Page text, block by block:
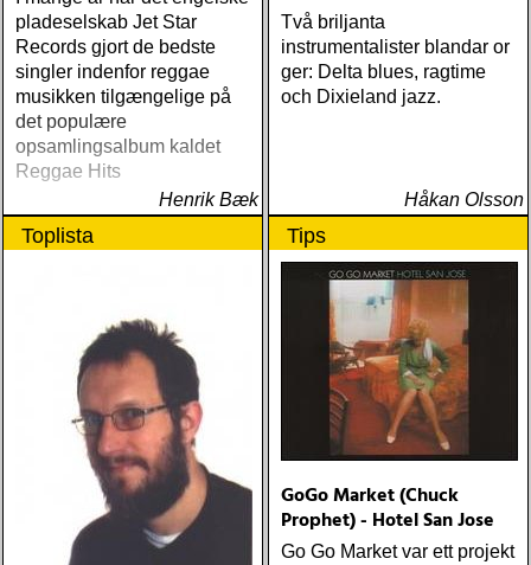
pladeselskab Jet Star
Records gjort de bedste
singler indenfor reggae
musikken tilgængelige på
det populære
opsamlingsalbum kaldet
Reggae Hits
Henrik Bæk
Två briljanta
instrumentalister blandar or
ger: Delta blues, ragtime
och Dixieland jazz.
Håkan Olsson
Toplista Tips
GoGo Market (Chuck
Prophet) - Hotel San Jose
Go Go Market var ett projekt